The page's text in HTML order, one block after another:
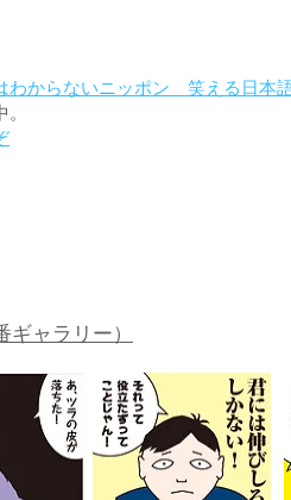
わからないニッポン 笑える日本語
ャラリー）